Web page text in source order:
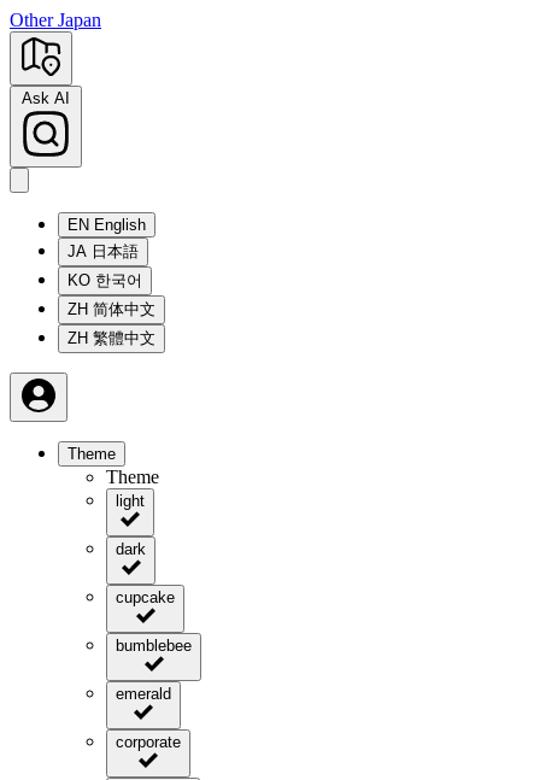
Other Japan
Ask AI
EN English
JA 日本語
KO 한국어
ZH 简体中文
ZH 繁體中文
Theme
Theme
light
dark
cupcake
bumblebee
emerald
corporate